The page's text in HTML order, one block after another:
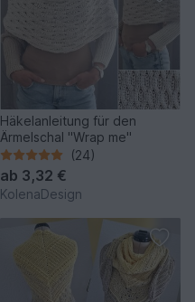
Häkelanleitung für den
Ärmelschal "Wrap me"
(24)
ab 3,32 €
KolenaDesign